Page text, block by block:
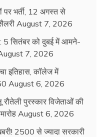
पर भर्ती, 12 अगस्त से
August 7, 2026
5 सितंबर को दुबई में आमने-
7, 2026
इतिहास, कॉलेज में
August 6, 2026
रौतेली पुरस्कार विजेताओं की
August 6, 2026
2500 से ज्यादा सरकारी